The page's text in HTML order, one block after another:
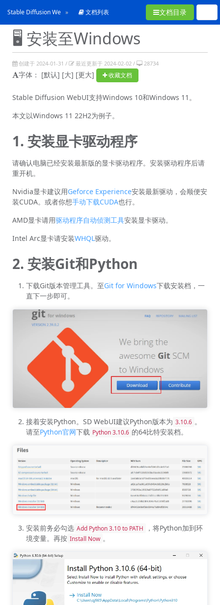
Stable Diffusion WebUI使用手冊文档列表 文档目录
🖥️ 安装至Windows
创建于 2024-01-31 / 最近更新于 2024-02-02 / 28734
字体： [默认] [大] [更大] 收藏文档
Stable Diffusion WebUI支持Windows 10和Windows 11。
本文以Windows 11 22H2为例子。
1. 安装显卡驱动程序
请确认电脑已经安装最新版的显卡驱动程序。安装驱动程序后请
重开机。
Nvidia显卡建议用Geforce Experience安装最新驱动，会顺便安
装CUDA。或者你想手动下载CUDA也行。
AMD显卡请用驱动程序自动侦测工具安装显卡驱动。
Intel Arc显卡请安装WHQL驱动。
2. 安装Git和Python
下载Git版本管理工具。至Git for Windows下载安装档，一
直下一步即可。
接着安装Python。SD WebUI建议Python版本为 3.10.6 。
请至Python官网下载 Python 3.10.6 的64比特安装档。
安装前务必勾选 Add Python 3.10 to PATH
，将Python加到环
境变量。再按 Install Now 。